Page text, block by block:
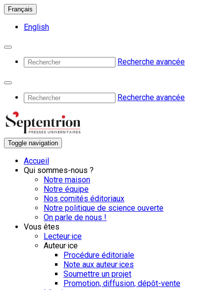
Français
English
Recherche avancée
Recherche avancée
Toggle navigation
Accueil
Qui sommes-nous ?
Notre maison
Notre équipe
Nos comités éditoriaux
Notre politique de science ouverte
On parle de nous !
Vous êtes
Lecteur·ice
Auteur·ice
Procédure éditoriale
Note aux auteur·ices
Soumettre un projet
Promotion, diffusion, dépôt-vente